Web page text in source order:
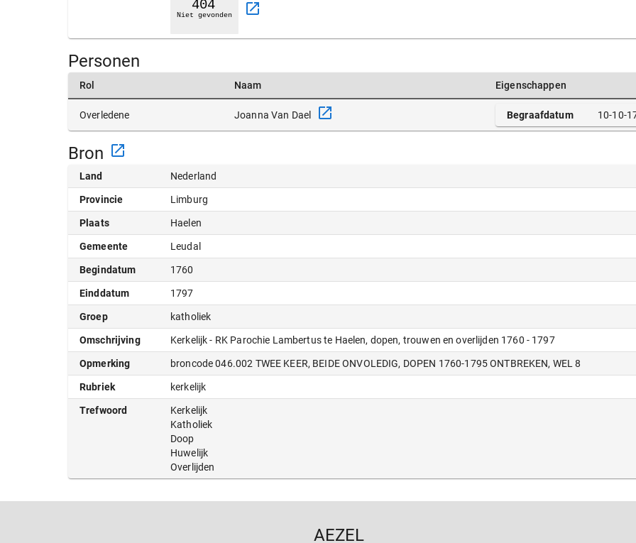
Personen
Rol Naam Eigenschappen
Overledene Joanna Van Dael Begraafdatum 10-10-
Bron
Land Nederland
Provincie Limburg
Plaats Haelen
Gemeente Leudal
Begindatum 1760
Einddatum 1797
Groep katholiek
Omschrijving Kerkelijk - RK Parochie Lambertus te Haelen, dopen, trouwen en overlijden 1760 - 1797
Opmerking broncode 046.002 TWEE KEER, BEIDE ONVOLEDIG, DOPEN 1760-1795 ONTBREKEN, WEL 8
Rubriek kerkelijk
Trefwoord
Kerkelijk
Katholiek
Doop
Huwelijk
Overlijden
AEZEL